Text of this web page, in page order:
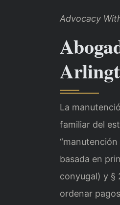
Advocacy
La
familiar del
basada en
conyugal) y §
ordenar